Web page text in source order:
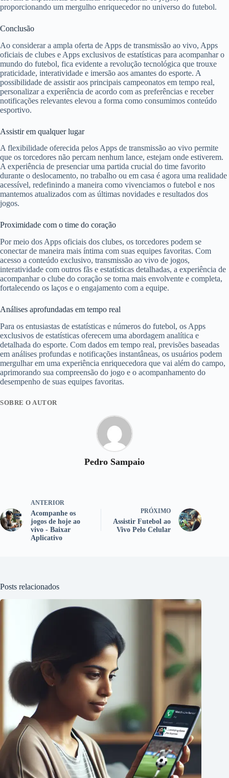
proporcionando um mergulho enriquecedor no universo do futebol.
Conclusão
Ao considerar a ampla oferta de Apps de transmissão ao vivo, Apps
oficiais de clubes e Apps exclusivos de estatísticas para acompanhar o
mundo do futebol, fica evidente a revolução tecnológica que trouxe
praticidade, interatividade e imersão aos amantes do esporte. A
possibilidade de assistir aos principais campeonatos em tempo real,
personalizar a experiência de acordo com as preferências e receber
notificações relevantes elevou a forma como consumimos conteúdo
esportivo.
Assistir em qualquer lugar
A flexibilidade oferecida pelos Apps de transmissão ao vivo permite
que os torcedores não percam nenhum lance, estejam onde estiverem.
A experiência de presenciar uma partida crucial do time favorito
durante o deslocamento, no trabalho ou em casa é agora uma realidade
acessível, redefinindo a maneira como vivenciamos o futebol e nos
mantemos atualizados com as últimas novidades e resultados dos
jogos.
Proximidade com o time do coração
Por meio dos Apps oficiais dos clubes, os torcedores podem se
conectar de maneira mais íntima com suas equipes favoritas. Com
acesso a conteúdo exclusivo, transmissão ao vivo de jogos,
interatividade com outros fãs e estatísticas detalhadas, a experiência de
acompanhar o clube do coração se torna mais envolvente e completa,
fortalecendo os laços e o engajamento com a equipe.
Análises aprofundadas em tempo real
Para os entusiastas de estatísticas e números do futebol, os Apps
exclusivos de estatísticas oferecem uma abordagem analítica e
detalhada do esporte. Com dados em tempo real, previsões baseadas
em análises profundas e notificações instantâneas, os usuários podem
mergulhar em uma experiência enriquecedora que vai além do campo,
aprimorando sua compreensão do jogo e o acompanhamento do
desempenho de suas equipes favoritas.
SOBRE O AUTOR
Pedro Sampaio
ANTERIOR
Acompanhe os
jogos de hoje ao
vivo - Baixar
Aplicativo
PRÓXIMO
Assistir Futebol ao
Vivo Pelo Celular
Posts relacionados